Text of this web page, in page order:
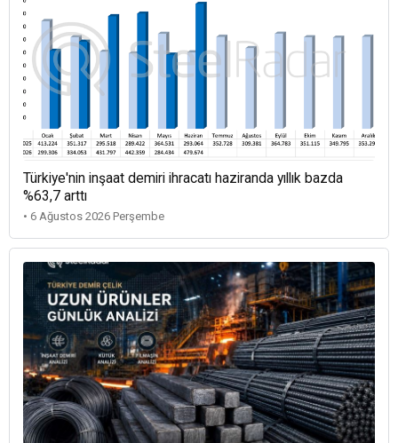
Türkiye'nin inşaat demiri ihracatı haziranda yıllık bazda
%63,7 arttı
• 6 Ağustos 2026 Perşembe